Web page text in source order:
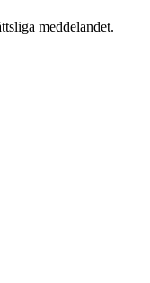
meddelandet.